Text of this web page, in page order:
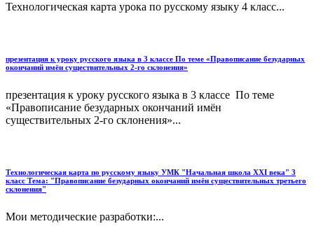
Технологическая карта урока по русскому языку 4 класс...
презентация к уроку русского языка в 3 классе По теме «Правописание безударных
окончаний имён существительных 2-го склонения»
презентация к уроку русского языка в 3 классе По теме
«Правописание безударных окончаний имён
существительных 2-го склонения»...
Технологическая карта по русскому языку УМК "Начальная школа XXI века" 3
класс Тема: "Правописание безударных окончаний имён существительных третьего
склонения"
Мои методические разработки:...